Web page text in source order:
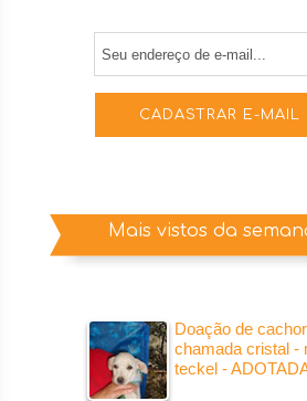
Mais vistos da
Doação de
chamada cristal -
teckel -